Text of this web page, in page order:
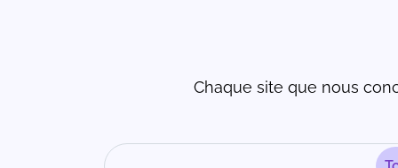
Chaque site que nous